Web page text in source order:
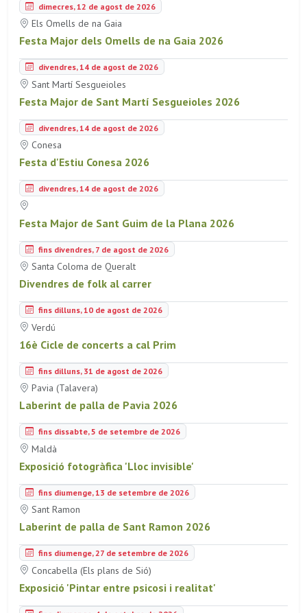
dimecres, 12 de agost de 2026
Els Omells de na Gaia
Festa Major dels Omells de na Gaia 2026
divendres, 14 de agost de 2026
Sant Martí Sesgueioles
Festa Major de Sant Martí Sesgueioles 2026
divendres, 14 de agost de 2026
Conesa
Festa d'Estiu Conesa 2026
divendres, 14 de agost de 2026
Festa Major de Sant Guim de la Plana 2026
fins divendres, 7 de agost de 2026
Santa Coloma de Queralt
Divendres de folk al carrer
fins dilluns, 10 de agost de 2026
Verdú
16è Cicle de concerts a cal Prim
fins dilluns, 31 de agost de 2026
Pavia (Talavera)
Laberint de palla de Pavia 2026
fins dissabte, 5 de setembre de 2026
Maldà
Exposició fotogràfica 'Lloc invisible'
fins diumenge, 13 de setembre de 2026
Sant Ramon
Laberint de palla de Sant Ramon 2026
fins diumenge, 27 de setembre de 2026
Concabella (Els plans de Sió)
Exposició 'Pintar entre psicosi i realitat'